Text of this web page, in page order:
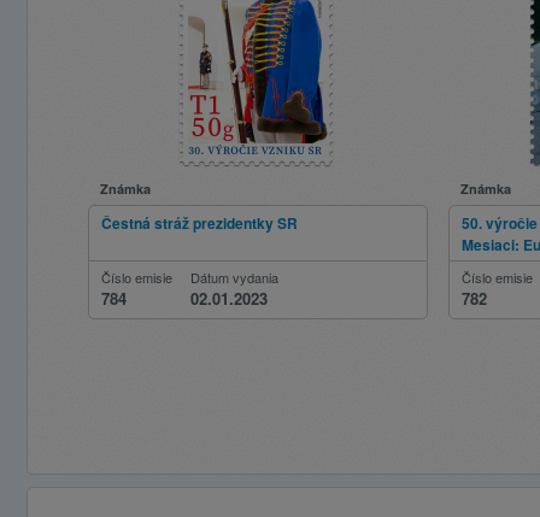
Známka
Čestná stráž prezidentky SR
Číslo emisie
784
Dátum vydania
02.01.2023
Známka
50.
Mesiaci:
Číslo emisie
782